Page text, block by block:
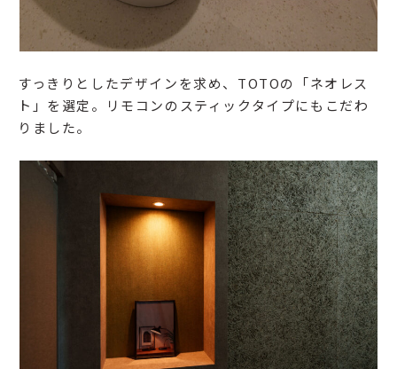
すっきりとしたデザインを求め、TOTOの「ネオレス
ト」を選定。リモコンのスティックタイプにもこだわ
りました。